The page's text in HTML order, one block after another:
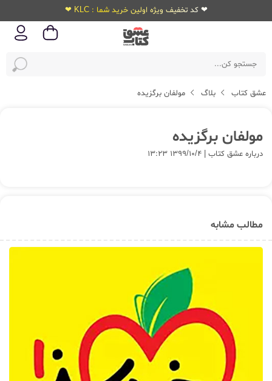
❤ کد تخفیف ویژه اولین خرید شما : KLC ❤
عشق کتاب بلاگ مولفان برگزیده
مولفان برگزیده
درباره عشق کتاب | ۱۳۹۹/۱۰/۴ ۱۳:۲۳
مطالب مشابه